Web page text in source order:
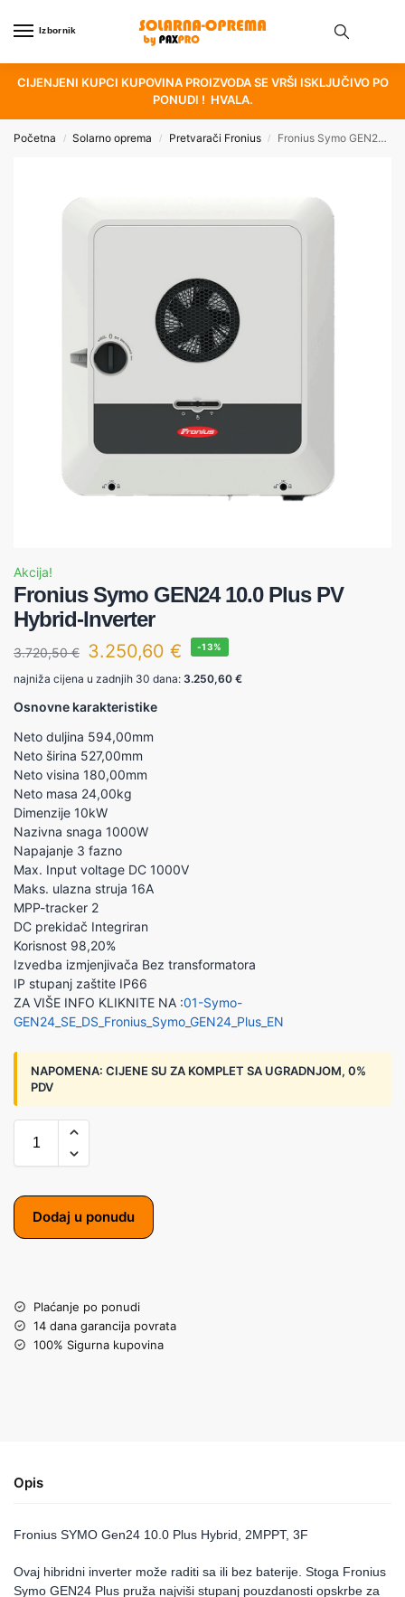
Izbornik
CIJENJENI KUPCI KUPOVINA PROIZVODA SE VRŠI ISKLJUČIVO PO
PONUDI ! HVALA.
Početna / Solarno oprema / Pretvarači Fronius / Fronius Symo GEN24 10.0 Plus PV Hybrid-Inverter
Akcija!
Fronius Symo GEN24 10.0 Plus PV
Hybrid-Inverter
3.720,50€ 3.250,60 € -13%
najniža cijena u zadnjih 30 dana: 3.250,60 €
Osnovne karakteristike
Neto duljina 594,00mm
Neto širina 527,00mm
Neto visina 180,00mm
Neto masa 24,00kg
Dimenzije 10kW
Nazivna snaga 1000W
Napajanje 3 fazno
Max. Input voltage DC 1000V
Maks. ulazna struja 16A
MPP-tracker 2
DC prekidač Integriran
Korisnost 98,20%
Izvedba izmjenjivača Bez transformatora
IP stupanj zaštite IP66
ZA VIŠE INFO KLIKNITE NA :01-Symo-
GEN24_SE_DS_Fronius_Symo_GEN24_Plus_EN
NAPOMENA: CIJENE SU ZA KOMPLET SA UGRADNJOM, 0%
PDV
Dodaj u ponudu
Plaćanje po ponudi
14 dana garancija povrata
100% Sigurna kupovina
Opis
Fronius SYMO Gen24 10.0 Plus Hybrid, 2MPPT, 3F
Ovaj hibridni inverter može raditi sa ili bez baterije. Stoga Fronius
Symo GEN24 Plus pruža najviši stupanj pouzdanosti opskrbe za